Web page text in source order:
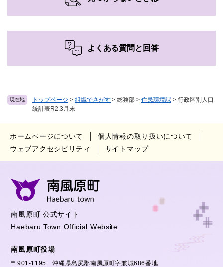
現在地 トップページ > 組織でさがす > 総務部 > 住民環境課 > 行政区別人口
統計表R2.3月末
よくある質問と回答
ホームページについて
個人情報の取り扱いについて
ウェブアクセシビリティ
サイトマップ
南風原町 公式サイト
Haebaru Town Official Website
南風原町役場
〒901-1195 沖縄県島尻郡南風原町字兼城686番地